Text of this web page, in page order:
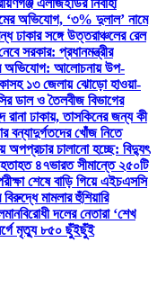
এলজিইডির নির্বাহী
অভিযোগ, ‘৩% দুলাল’ নামে
ঢাকার সঙ্গে উত্তরাঞ্চলের রেল
সরকার: প্রধানমন্ত্রীর
অভিযোগ: আলোচনায় উপ-
১৩ জেলায় ঝোড়ো হাওয়া-
ডাল ও তৈলবীজ বিভাগের
রানা ঢাকায়, তাসকিনের জন্য কী
বন্যাদুর্গতদের খোঁজ নিতে
অপপ্রচার চালানো হচ্ছে: বিদ্যুৎ
হতাহত ৪৭ভারত সীমান্তে ২৫০টি
শেষে বাড়ি গিয়ে এইচএসসি
মামলার হুঁশিয়ারি
বিরোধী দলের নেতারা ‘শেখ
মৃত্যু ৮৫০ ছুঁইছুঁই